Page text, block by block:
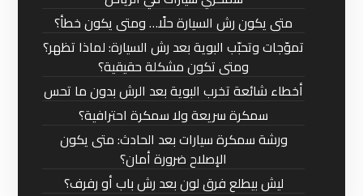
متى يكون رش السيارة حلًا… ومتى يكون خطأ؟
تموّجات وتحبّب البوية بعد رش السيارة: لماذا تظهر؟
ومتى تكون مشكلة حقيقية؟
أخطاء شائعة تخرب البوية بعد الرش بدون ما تحس
سمكرة سريعة ولا سمكرة احترافية؟
ورشة سمكرة سيارات بعد الحادث: متى يكون
الإصلاح ضرورة أمان؟
ليش بيطلع فرق لون بعد رش باب أو رفرف؟